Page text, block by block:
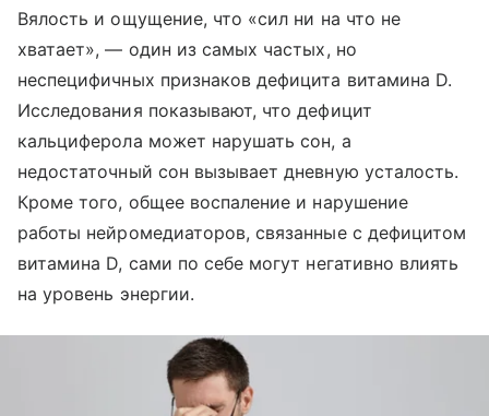
Вялость и ощущение, что «сил ни на что не
хватает», — один из самых частых, но
неспецифичных признаков дефицита витамина D.
Исследования показывают, что дефицит
кальциферола может нарушать сон, а
недостаточный сон вызывает дневную усталость.
Кроме того, общее воспаление и нарушение
работы нейромедиаторов, связанные с дефицитом
витамина D, сами по себе могут негативно влиять
на уровень энергии.